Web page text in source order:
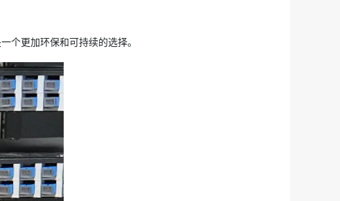
个更加环保和可持续的选择。